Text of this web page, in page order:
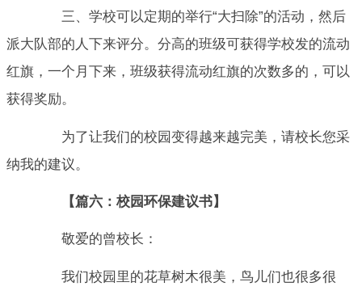
三、学校可以定期的举行“大扫除”的活动，然后
派大队部的人下来评分。分高的班级可获得学校发的流动
红旗，一个月下来，班级获得流动红旗的次数多的，可以
获得奖励。
为了让我们的校园变得越来越完美，请校长您采
纳我的建议。
【篇六：校园环保建议书】
敬爱的曾校长：
我们校园里的花草树木很美，鸟儿们也很多很